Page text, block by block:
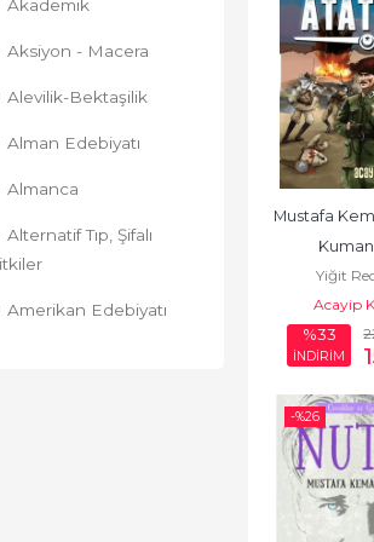
Akademik
Aksiyon - Macera
Alevilik-Bektaşilik
Alman Edebiyatı
Almanca
Alternatif Tıp, Şifalı
Amerikan Edebiyatı
Mustafa
Yiğit
Acayip
%33
İNDİRİM
-%26